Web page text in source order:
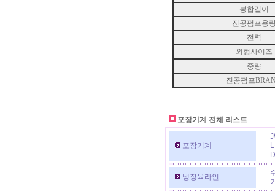
봉합길이
진공펌프용
전력
외형사이즈
중량
진공펌프
포장기계 전체 리스트
포장기계
L
냉장육라인